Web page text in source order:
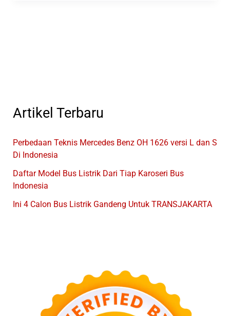
Artikel Terbaru
Perbedaan Teknis Mercedes Benz OH 1626 versi L dan S
Di Indonesia
Daftar Model Bus Listrik Dari Tiap Karoseri Bus
Indonesia
Ini 4 Calon Bus Listrik Gandeng Untuk TRANSJAKARTA